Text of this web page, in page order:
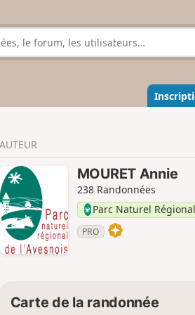
AUTEUR
MOURET Annie
238 Randonnées
Parc Naturel Régional
PRO
Carte de la randonnée